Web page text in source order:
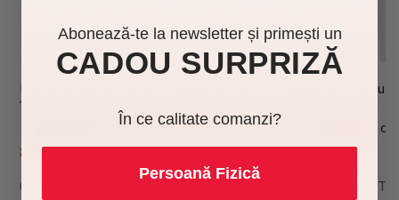
195g Costin
+2 culori
4.7 (3)
80,90 lei
66,86 lei fără TVA • MISSENA
Pantaloni albi
+4
88,00 lei
72,73 lei fără
Abonează-te la newsletter și primești un
CADOU SURPRIZĂ
În ce calitate comanzi?
Persoană Fizică